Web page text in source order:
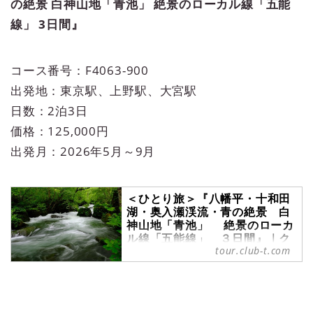
の絶景 白神山地「青池」 絶景のローカル線「五能
線」 3日間』
コース番号：F4063-900
出発地：東京駅、上野駅、大宮駅
日数：2泊3日
価格：125,000円
出発月：2026年5月～9月
＜ひとり旅＞『八幡平・十和田
湖・奥入瀬渓流・青の絶景 白
神山地「青池」 絶景のローカ
ル線「五能線」 ３日間』｜ク
tour.club-t.com